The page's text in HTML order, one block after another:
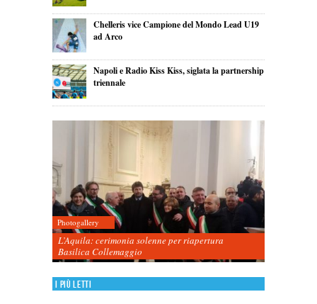
Chelleris vice Campione del Mondo Lead U19
ad Arco
Napoli e Radio Kiss Kiss, siglata la partnership
triennale
Photogallery
L’Aquila: cerimonia solenne per riapertura
Basilica Collemaggio
I più letti